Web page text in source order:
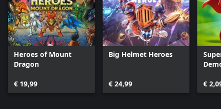
Heroes of Mount
Dragon
€ 19,99
Big Helmet Heroes
€ 24,99 €